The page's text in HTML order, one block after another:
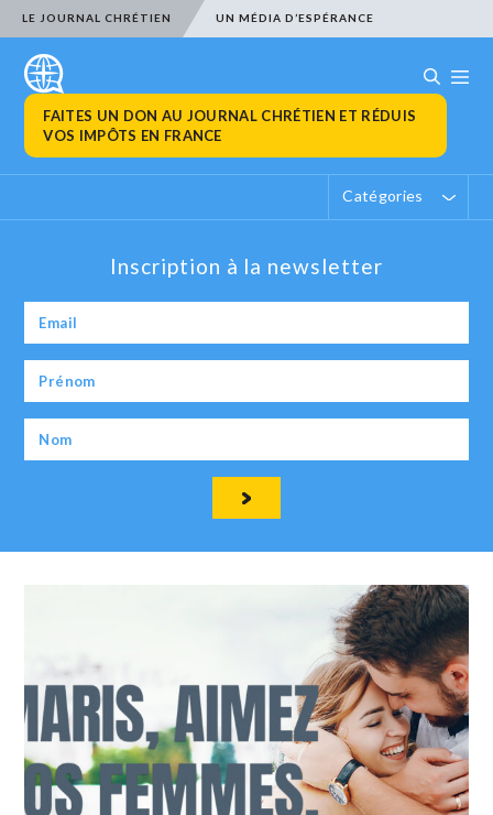
LE JOURNAL CHRÉTIEN UN MÉDIA D’ESPÉRANCE
FAITES UN DON AU JOURNAL CHRÉTIEN ET RÉDUIS
VOS IMPÔTS EN FRANCE
Catégories
Inscription à la newsletter